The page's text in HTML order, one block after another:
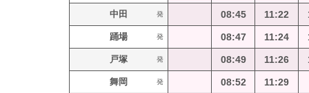
中田 発 08:45 11:22
踊場 発 08:47 11:24
戸塚 発 08:49 11:26
舞岡 発 08:52 11:29